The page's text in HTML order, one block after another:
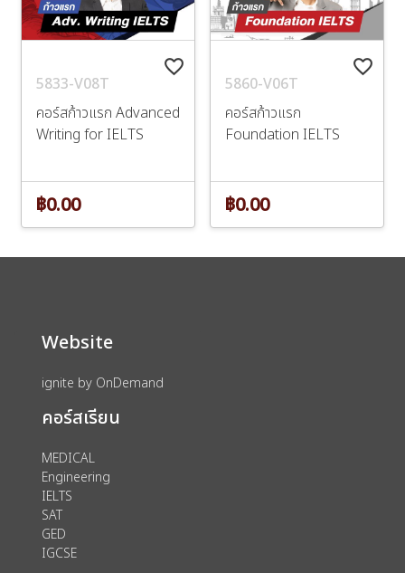
favorite_border
5833-V08T
คอร์สก้าวแรก Advanced
Writing for IELTS
฿0.00
favorite_border
5860-V06T
คอร์สก้าวแรก
Foundation IELTS
฿0.00
Website
ignite by OnDemand
คอร์สเรียน
MEDICAL
Engineering
IELTS
SAT
GED
IGCSE